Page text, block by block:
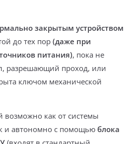
закрытым устройством
до тех пор (даже при
питания), пока не
разрешающий проход, или
ключом механической
возможно как от системы
и автономно с помощью блока